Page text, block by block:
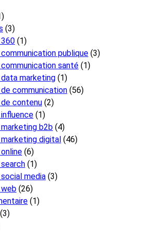
(3)
(1)
publique (3)
santé (1)
marketing (1)
communication (56)
contenu (2)
(1)
b2b (4)
digital (46)
(6)
(1)
media (3)
(26)
(1)
(3)